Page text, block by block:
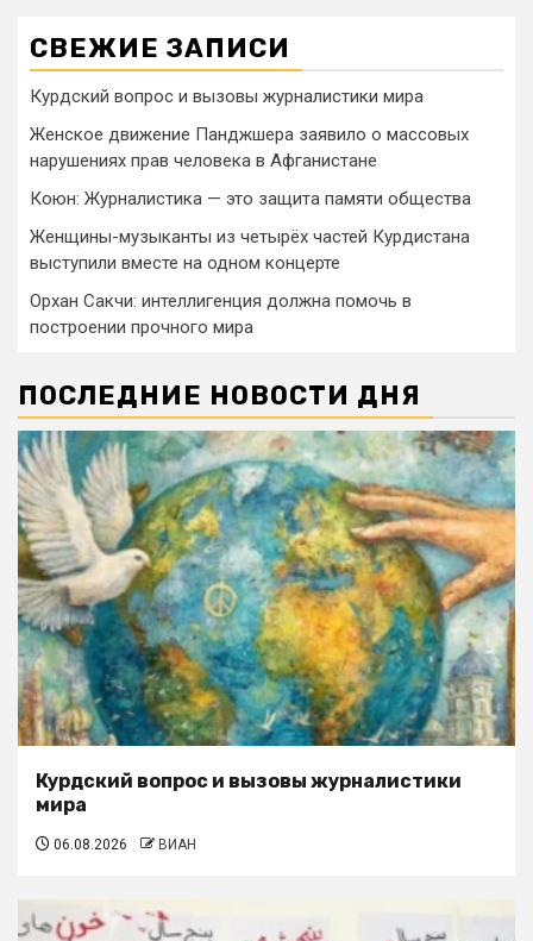
СВЕЖИЕ ЗАПИСИ
Курдский вопрос и вызовы журналистики мира
Женское движение Панджшера заявило о массовых
нарушениях прав человека в Афганистане
Коюн: Журналистика — это защита памяти общества
Женщины-музыканты из четырёх частей Курдистана
выступили вместе на одном концерте
Орхан Сакчи: интеллигенция должна помочь в
построении прочного мира
ПОСЛЕДНИЕ НОВОСТИ ДНЯ
Курдский вопрос и вызовы журналистики
мира
06.08.2026 ВИАН